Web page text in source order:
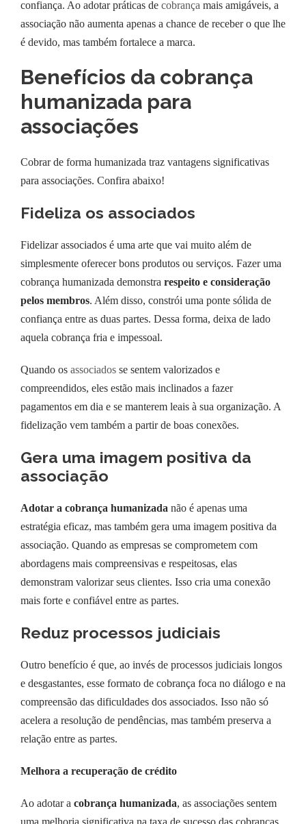
confiança. Ao adotar práticas de cobrança mais amigáveis, a
associação não aumenta apenas a chance de receber o que lhe
é devido, mas também fortalece a marca.
Benefícios da cobrança
humanizada para
associações
Cobrar de forma humanizada traz vantagens significativas
para associações. Confira abaixo!
Fideliza os associados
Fidelizar associados é uma arte que vai muito além de
simplesmente oferecer bons produtos ou serviços. Fazer uma
cobrança humanizada demonstra respeito e consideração
pelos membros. Além disso, constrói uma ponte sólida de
confiança entre as duas partes. Dessa forma, deixa de lado
aquela cobrança fria e impessoal.
Quando os associados se sentem valorizados e
compreendidos, eles estão mais inclinados a fazer
pagamentos em dia e se manterem leais à sua organização. A
fidelização vem também a partir de boas conexões.
Gera uma imagem positiva da
associação
Adotar a cobrança humanizada não é apenas uma
estratégia eficaz, mas também gera uma imagem positiva da
associação. Quando as empresas se comprometem com
abordagens mais compreensivas e respeitosas, elas
demonstram valorizar seus clientes. Isso cria uma conexão
mais forte e confiável entre as partes.
Reduz processos judiciais
Outro benefício é que, ao invés de processos judiciais longos
e desgastantes, esse formato de cobrança foca no diálogo e na
compreensão das dificuldades dos associados. Isso não só
acelera a resolução de pendências, mas também preserva a
relação entre as partes.
Melhora a recuperação de crédito
Ao adotar a cobrança humanizada, as associações sentem